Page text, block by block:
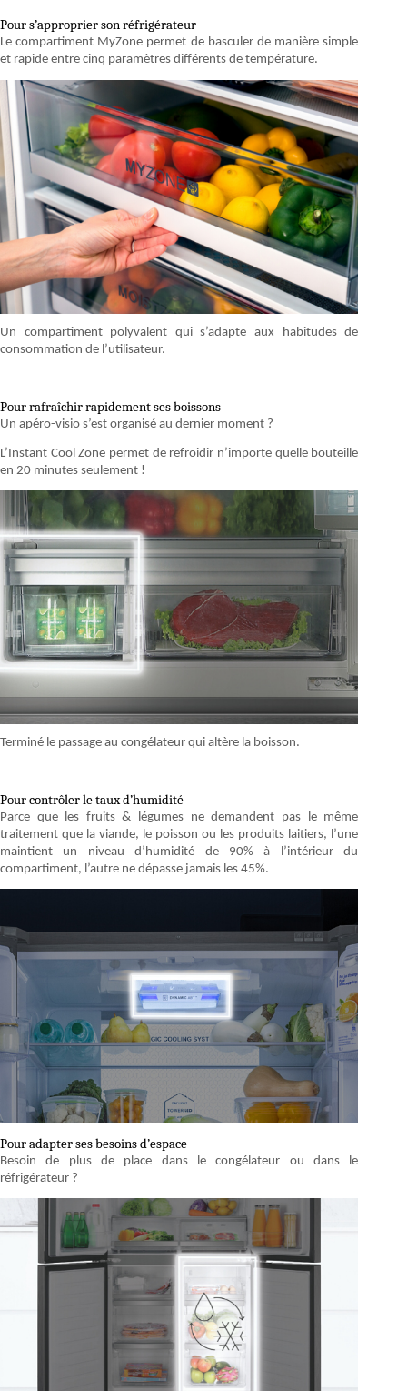
Pour s’approprier son réfrigérateur
Le compartiment MyZone permet de basculer de manière simple
et rapide entre cinq paramètres différents de température.
Un compartiment polyvalent qui s’adapte aux habitudes de
consommation de l’utilisateur.
Pour rafraîchir rapidement ses boissons
Un apéro-visio s’est organisé au dernier moment ?
L’Instant Cool Zone permet de refroidir n’importe quelle bouteille
en 20 minutes seulement !
Terminé le passage au congélateur qui altère la boisson.
Pour contrôler le taux d’humidité
Parce que les fruits & légumes ne demandent pas le même
traitement que la viande, le poisson ou les produits laitiers, l’une
maintient un niveau d’humidité de 90% à l’intérieur du
compartiment, l’autre ne dépasse jamais les 45%.
Pour adapter ses besoins d’espace
Besoin de plus de place dans le congélateur ou dans le
réfrigérateur ?